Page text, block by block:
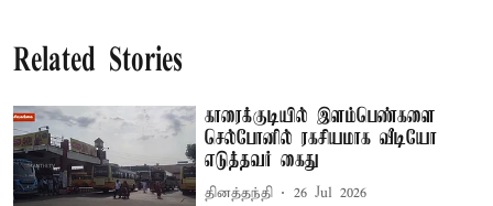
Related Stories
காரைக்குடியில் இளம்பெண்களை
செல்போனில் ரகசியமாக வீடியோ
எடுத்தவர் கைது
தினத்தந்தி 26 Jul 2026